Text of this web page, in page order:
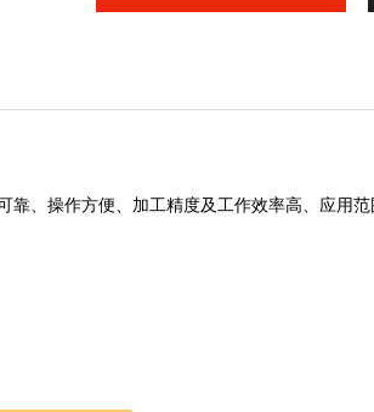
靠、操作方便、加工精度及工作效率高、应用范